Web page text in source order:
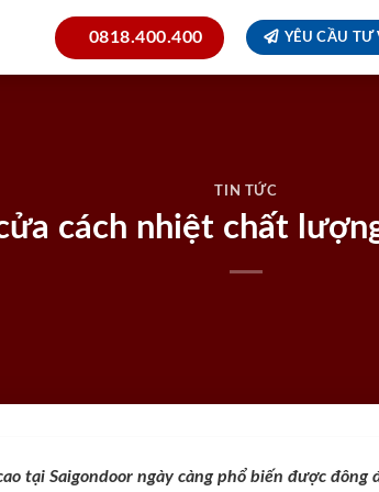
0818.400.400 YÊU CẦU TƯ
TIN TỨC
cách nhiệt chất
tại Saigondoor ngày càng phổ biến được